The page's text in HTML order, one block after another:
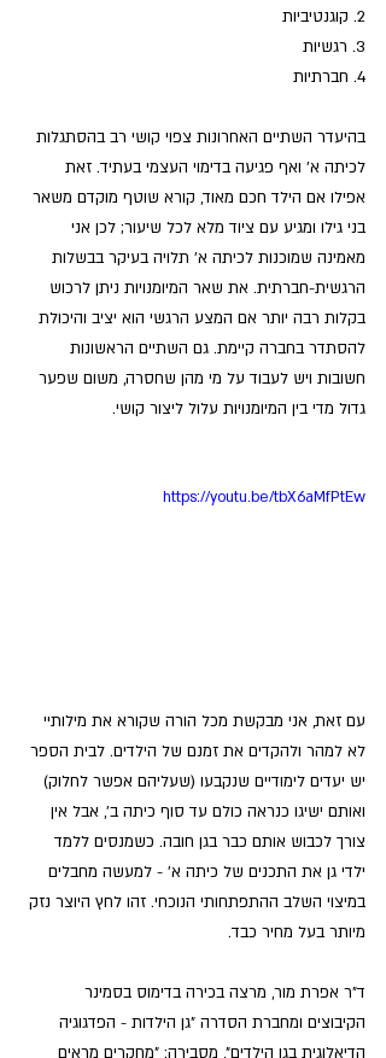
2. קוגנטיביות
3. רגשיות
4. חברתיות
בהיעדר השתיים האחרונות צפוי קושי רב בהסתגלות
לכיתה א' ואף פגיעה בדימוי העצמי בעתיד. זאת
אפילו אם הילד חכם מאוד, קורא שוטף מוקדם משאר
בני גילו ומגיע עם ציוד מלא לכל שיעור; לכן אני
מאמינה שמוכנות לכיתה א' תלויה בעיקר בבשלות
הרגשית-חברתית. את שאר המיומנויות ניתן לרכוש
בקלות רבה יותר אם המצע הרגשי הוא יציב והיכולת
להסתדר בחברה קיימת. גם השתיים הראשונות
חשובות ויש לעבוד על מי מהן שחסרה, משום שפער
גדול מדי בין המיומנויות עלול ליצור קושי.
https://youtu.be/tbX6aMfPtEw
עם זאת, אני מבקשת מכל הורה שקורא את מילותיי
לא למהר ולהקדים את זמנם של הילדים. לבית הספר
יש יעדים לימודיים שנקבעו (שעליהם אפשר לחלוק)
ואותם ישיגו כנראה כולם עד סוף כיתה ב', אבל אין
צורך לכבוש אותם כבר בגן חובה. כשמנסים ללמד
ילדי גן את התכנים של כיתה א' - למעשה מחבלים
במיצוי השלב ההתפתחותי הנוכחי. זהו לחץ היוצר נזק
מיותר בעל מחיר כבד.
ד"ר אפרת מור, מרצה בכירה בדימוס בסמינר
הקיבוצים ומחברת הסדרה "גן הילדות - הפדגוגיה
הדיאלוגית בגן הילדים", מסבירה: "מחקרים מראים